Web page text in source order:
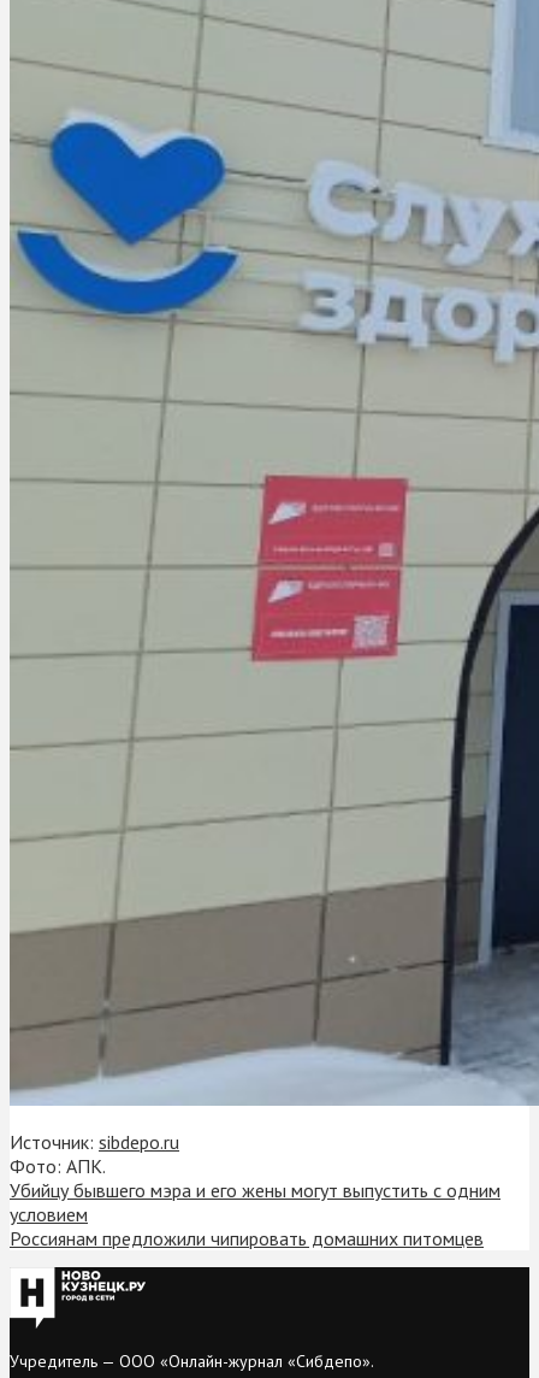
Источник: sibdepo.ru
Фото: АПК.
Убийцу бывшего мэра и его жены могут выпустить с одним
условием
Россиянам предложили чипировать домашних питомцев
Учредитель — ООО «Онлайн-журнал «Сибдепо».